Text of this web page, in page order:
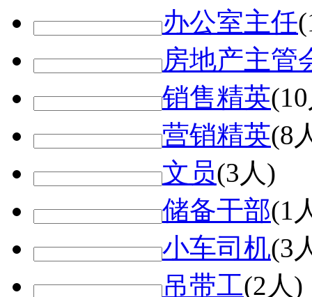
办公室主任
房地产主管
销售精英
营销精英(8
文员(3人)
储备干部(1
小车司机(3
吊带工(2人)